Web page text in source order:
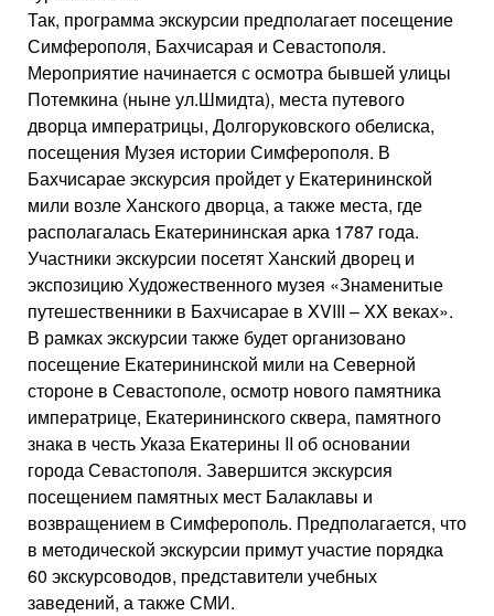
Так, программа экскурсии предполагает посещение
Симферополя, Бахчисарая и Севастополя.
Мероприятие начинается с осмотра бывшей улицы
Потемкина (ныне ул.Шмидта), места путевого
дворца императрицы, Долгоруковского обелиска,
посещения Музея истории Симферополя. В
Бахчисарае экскурсия пройдет у Екатерининской
мили возле Ханского дворца, а также места, где
располагалась Екатерининская арка 1787 года.
Участники экскурсии посетят Ханский дворец и
экспозицию Художественного музея «Знаменитые
путешественники в Бахчисарае в XVIII – XX веках».
В рамках экскурсии также будет организовано
посещение Екатерининской мили на Северной
стороне в Севастополе, осмотр нового памятника
императрице, Екатерининского сквера, памятного
знака в честь Указа Екатерины II об основании
города Севастополя. Завершится экскурсия
посещением памятных мест Балаклавы и
возвращением в Симферополь. Предполагается, что
в методической экскурсии примут участие порядка
60 экскурсоводов, представители учебных
заведений, а также СМИ.